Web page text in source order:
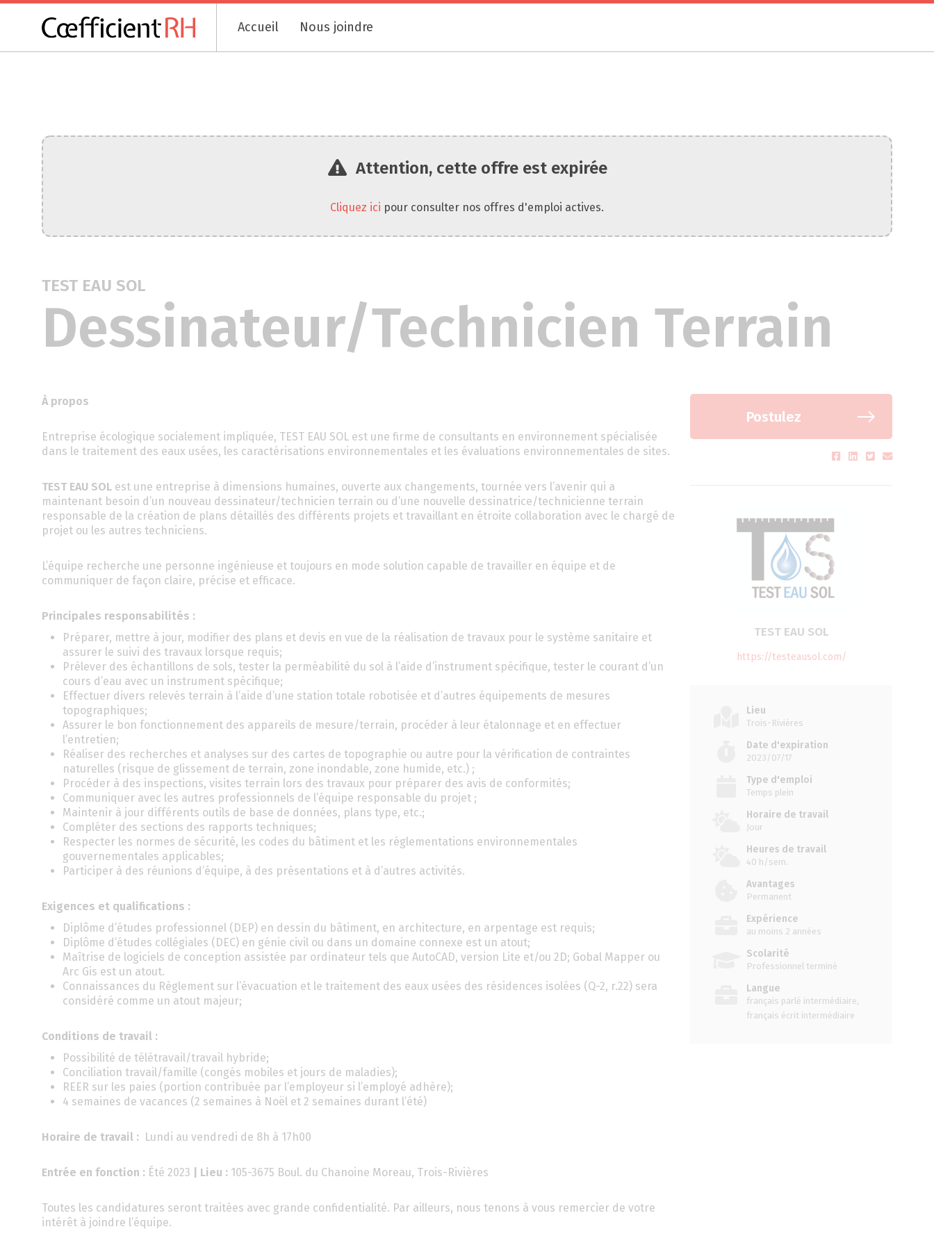
Accueil Nous joindre
Attention, cette offre est expirée
Cliquez ici pour consulter nos offres d'emploi actives.
TEST EAU SOL
Dessinateur/Technicien Terrain
À propos
Entreprise écologique socialement impliquée, TEST EAU SOL est une firme de consultants en environnement spécialisée
dans le traitement des eaux usées, les caractérisations environnementales et les évaluations environnementales de sites.
TEST EAU SOL est une entreprise à dimensions humaines, ouverte aux changements, tournée vers l’avenir qui a
maintenant besoin d’un nouveau dessinateur/technicien terrain ou d’une nouvelle dessinatrice/technicienne terrain
responsable de la création de plans détaillés des différents projets et travaillant en étroite collaboration avec le chargé de
projet ou les autres techniciens.
L’équipe recherche une personne ingénieuse et toujours en mode solution capable de travailler en équipe et de
communiquer de façon claire, précise et efficace.
Principales responsabilités :
Préparer, mettre à jour, modifier des plans et devis en vue de la réalisation de travaux pour le système sanitaire et
assurer le suivi des travaux lorsque requis;
Prélever des échantillons de sols, tester la perméabilité du sol à l’aide d’instrument spécifique, tester le courant d’un
cours d’eau avec un instrument spécifique;
Effectuer divers relevés terrain à l’aide d’une station totale robotisée et d’autres équipements de mesures
topographiques;
Assurer le bon fonctionnement des appareils de mesure/terrain, procéder à leur étalonnage et en effectuer
l’entretien;
Réaliser des recherches et analyses sur des cartes de topographie ou autre pour la vérification de contraintes
naturelles (risque de glissement de terrain, zone inondable, zone humide, etc.) ;
Procéder à des inspections, visites terrain lors des travaux pour préparer des avis de conformités;
Communiquer avec les autres professionnels de l’équipe responsable du projet ;
Maintenir à jour différents outils de base de données, plans type, etc.;
Compléter des sections des rapports techniques;
Respecter les normes de sécurité, les codes du bâtiment et les réglementations environnementales
gouvernementales applicables;
Participer à des réunions d’équipe, à des présentations et à d’autres activités.
Exigences et qualifications :
Diplôme d’études professionnel (DEP) en dessin du bâtiment, en architecture, en arpentage est requis;
Diplôme d’études collégiales (DEC) en génie civil ou dans un domaine connexe est un atout;
Maîtrise de logiciels de conception assistée par ordinateur tels que AutoCAD, version Lite et/ou 2D; Gobal Mapper ou
Arc Gis est un atout.
Connaissances du Règlement sur l’évacuation et le traitement des eaux usées des résidences isolées (Q-2, r.22) sera
considéré comme un atout majeur;
Conditions de travail :
Possibilité de télétravail/travail hybride;
Conciliation travail/famille (congés mobiles et jours de maladies);
REER sur les paies (portion contribuée par l’employeur si l’employé adhère);
4 semaines de vacances (2 semaines à Noël et 2 semaines durant l’été)
Horaire de travail : Lundi au vendredi de 8h à 17h00
Entrée en fonction : Été 2023 | Lieu : 105-3675 Boul. du Chanoine Moreau, Trois-Rivières
Toutes les candidatures seront traitées avec grande confidentialité. Par ailleurs, nous tenons à vous remercier de votre
intérêt à joindre l’équipe.
Postulez
TEST EAU SOL
https://testeausol.com/
Lieu
Trois-Rivières
Date d'expiration
2023/07/17
Type d'emploi
Temps plein
Horaire de travail
Jour
Heures de travail
40 h/sem.
Avantages
Permanent
Expérience
au moins 2 années
Scolarité
Professionnel terminé
Langue
français parlé intermédiaire,
français écrit intermédiaire